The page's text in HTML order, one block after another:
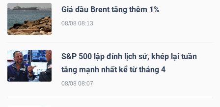
Giá dầu Brent tăng thêm 1%
08/08 08:13
S&P 500 lập đỉnh lịch sử, khép lại tuần
tăng mạnh nhất kể từ tháng 4
08/08 08:07
TƯ
TRUY
XUẤT
DỮ